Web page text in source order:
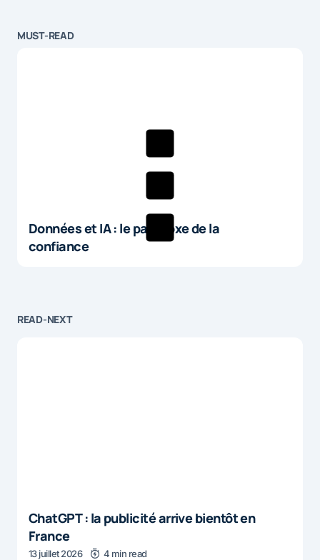
MUST-READ
Données et IA : le paradoxe de la
confiance
READ-NEXT
ChatGPT : la publicité arrive bientôt en
France
13 juillet 2026 4 min read